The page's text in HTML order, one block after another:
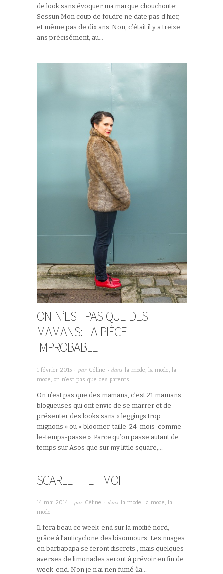
de look sans évoquer ma marque chouchoute:
Sessun Mon coup de foudre ne date pas d’hier,
et même pas de dix ans. Non, c’était il y a treize
ans précisément, au…
ON N’EST PAS QUE DES
MAMANS: LA PIÈCE
IMPROBABLE
1 février 2015 · par Céline · dans la mode, la mode, la
mode, on n'est pas que des parents
On n’est pas que des mamans, c’est 21 mamans
blogueuses qui ont envie de se marrer et de
présenter des looks sans « leggings trop
mignons » ou « bloomer-taille-24-mois-comme-
le-temps-passe ». Parce qu’on passe autant de
temps sur Asos que sur my little square,…
SCARLETT ET MOI
14 mai 2014 · par Céline · dans la mode, la mode, la
mode
Il fera beau ce week-end sur la moitié nord,
grâce à l’anticyclone des bisounours. Les nuages
en barbapapa se feront discrets , mais quelques
averses de limonades seront à prévoir en fin de
week-end. Non je n’ai rien fumé (la…